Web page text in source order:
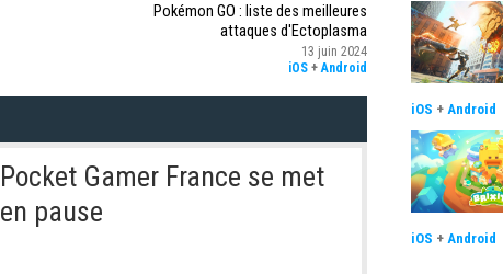
Pokémon GO : liste des meilleures
attaques d'Ectoplasma
13 juin 2024
iOS + Android
Pocket Gamer France se met
en pause
iOS + Android
iOS + Android